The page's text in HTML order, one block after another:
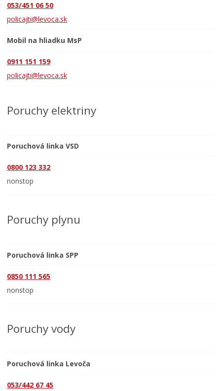
053/451 06 50
policajti@levoca.sk
Mobil na hliadku MsP
0911 151 159
policajti@levoca.sk
Poruchy elektriny
Poruchová linka VSD
0800 123 332
nonstop
Poruchy plynu
Poruchová linka SPP
0850 111 565
nonstop
Poruchy vody
Poruchová linka Levoča
053/442 67 45